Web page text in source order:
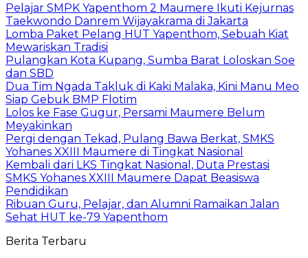
Pelajar SMPK Yapenthom 2 Maumere Ikuti Kejurnas
Taekwondo Danrem Wijayakrama di Jakarta
Lomba Paket Pelang HUT Yapenthom, Sebuah Kiat
Mewariskan Tradisi
Pulangkan Kota Kupang, Sumba Barat Loloskan Soe
dan SBD
Dua Tim Ngada Takluk di Kaki Malaka, Kini Manu Meo
Siap Gebuk BMP Flotim
Lolos ke Fase Gugur, Persami Maumere Belum
Meyakinkan
Pergi dengan Tekad, Pulang Bawa Berkat, SMKS
Yohanes XXIII Maumere di Tingkat Nasional
Kembali dari LKS Tingkat Nasional, Duta Prestasi
SMKS Yohanes XXIII Maumere Dapat Beasiswa
Pendidikan
Ribuan Guru, Pelajar, dan Alumni Ramaikan Jalan
Sehat HUT ke-79 Yapenthom
Berita Terbaru